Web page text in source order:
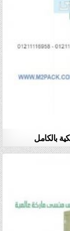
بالكامل